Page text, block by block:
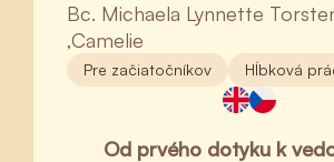
Bc. Michaela Lynnette
,Camelie
Pre začiatočníkov Hĺbková
Od prvého dotyku k